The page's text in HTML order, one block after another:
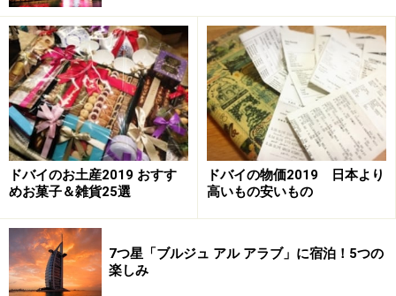
現在のドバイは、大型ショッピングモールや5つ星ホテ
ル、商業ビル等、ほとんどの
も多く、中にはトイレ先進国に住む日本人でさえ驚くよ
うな素晴らしいデザインや技術を取り入れたトイレも発
見できるのです。そのほとんどが洋式ですが、数は少な
ドバイのお土産2019 おすす
めお菓子＆雑貨25選
ドバイの物価2019 日本より
高いもの安いもの
7つ星「ブルジュ アル アラブ」に宿泊！5つの
楽しみ